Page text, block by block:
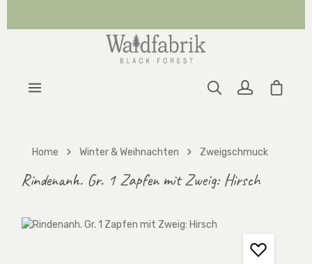
Home Winter & Weihnachten Zweigschmuck
Rindenanh. Gr. 1 Zapfen mit Zweig: Hirsch
Bildergalerie überspringen